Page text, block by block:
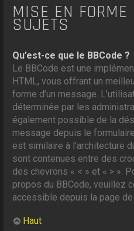
MISE EN FORME
SUJETS
Qu’est-ce que le BBCode ?
Le BBCode est une
HTML, vous offrant un
forme d’un message.
déterminée par les
également possible de la
message depuis le
est similaire à l’architecture
sont contenues entre des
des chevrons « < » et « > ».
propos du BBCode, veuillez
accessible depuis la page
Haut